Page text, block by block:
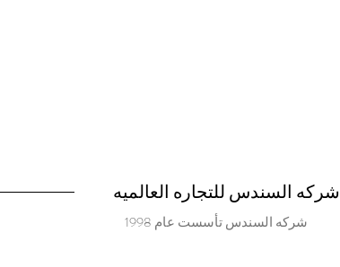
شركه السندس للتجاره العالميه
شركه السندس تأسست عام 1998